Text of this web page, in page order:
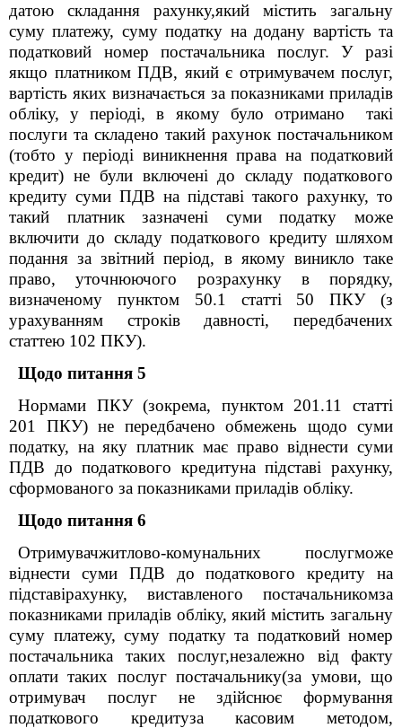
датою складання рахунку,який містить загальну
суму платежу, суму податку на додану вартість та
податковий номер постачальника послуг. У разі
якщо платником ПДВ, який є отримувачем послуг,
вартість яких визначається за показниками приладів
обліку, у періоді, в якому було отримано такі
послуги та складено такий рахунок постачальником
(тобто у періоді виникнення права на податковий
кредит) не були включені до складу податкового
кредиту суми ПДВ на підставі такого рахунку, то
такий платник зазначені суми податку може
включити до складу податкового кредиту шляхом
подання за звітний період, в якому виникло таке
право, уточнюючого розрахунку в порядку,
визначеному пунктом 50.1 статті 50 ПКУ (з
урахуванням строків давності, передбачених
статтею 102 ПКУ).
Щодо питання 5
Нормами ПКУ (зокрема, пунктом 201.11 статті
201 ПКУ) не передбачено обмежень щодо суми
податку, на яку платник має право віднести суми
ПДВ до податкового кредитуна підставі рахунку,
сформованого за показниками приладів обліку.
Щодо питання 6
Отримувачжитлово-комунальних послугможе
віднести суми ПДВ до податкового кредиту на
підставірахунку, виставленого постачальникомза
показниками приладів обліку, який містить загальну
суму платежу, суму податку та податковий номер
постачальника таких послуг,незалежно від факту
оплати таких послуг постачальнику(за умови, що
отримувач послуг не здійснює формування
податкового кредитуза касовим методом,